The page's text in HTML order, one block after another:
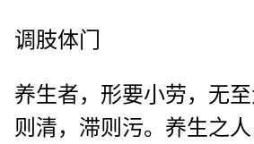
调肢体门
养生者，形要小劳，无
则清，滞则污。养生之